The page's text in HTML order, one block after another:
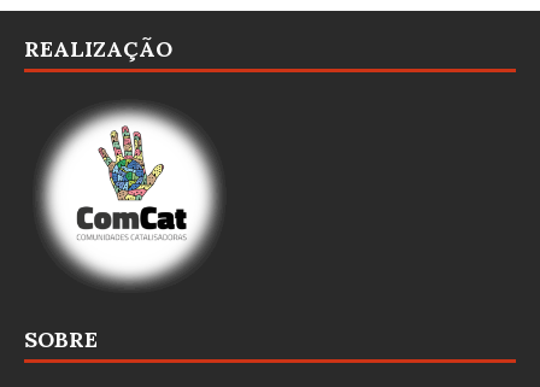
REALIZAÇÃO
SOBRE